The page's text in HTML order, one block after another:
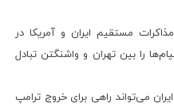
مستقیم ایران و آمریکا در
را بین تهران و واشنگتن تبادل
می‌تواند راهی برای خروج ترامپ